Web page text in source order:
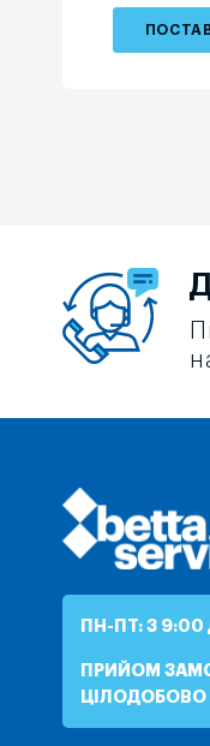
ПН-ПТ: З 9:00
ПРИЙОМ
ЦІЛОДОБОВО